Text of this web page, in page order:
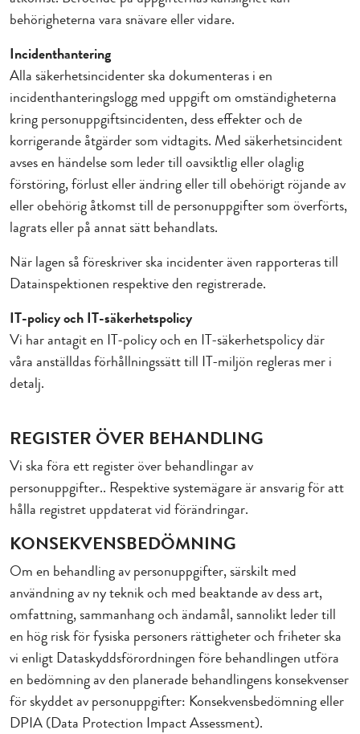
behörigheterna vara snävare eller vidare.
Incidenthantering
Alla säkerhetsincidenter ska dokumenteras i en
incidenthanteringslogg med uppgift om omständigheterna
kring personuppgiftsincidenten, dess effekter och de
korrigerande åtgärder som vidtagits. Med säkerhetsincident
avses en händelse som leder till oavsiktlig eller olaglig
förstöring, förlust eller ändring eller till obehörigt röjande av
eller obehörig åtkomst till de personuppgifter som överförts,
lagrats eller på annat sätt behandlats.
När lagen så föreskriver ska incidenter även rapporteras till
Datainspektionen respektive den registrerade.
IT-policy och IT-säkerhetspolicy
Vi har antagit en IT-policy och en IT-säkerhetspolicy där
våra anställdas förhållningssätt till IT-miljön regleras mer i
detalj.
REGISTER ÖVER BEHANDLING
Vi ska föra ett register över behandlingar av
personuppgifter.. Respektive systemägare är ansvarig för att
hålla registret uppdaterat vid förändringar.
KONSEKVENSBEDÖMNING
Om en behandling av personuppgifter, särskilt med
användning av ny teknik och med beaktande av dess art,
omfattning, sammanhang och ändamål, sannolikt leder till
en hög risk för fysiska personers rättigheter och friheter ska
vi enligt Dataskyddsförordningen före behandlingen utföra
en bedömning av den planerade behandlingens konsekvenser
för skyddet av personuppgifter: Konsekvensbedömning eller
DPIA (Data Protection Impact Assessment).